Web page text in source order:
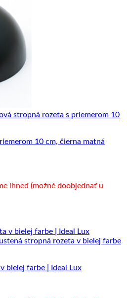
10 cm, čierna matná
ihneď (možné doobjednať u
bielej farbe | Ideal Lux